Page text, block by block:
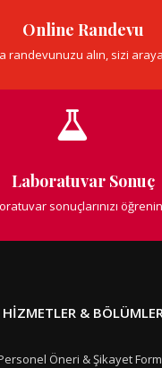
Online Randevu
randevunuzu alın, sizi
Laboratuvar Sonuç
sonuçlarınızı
HIZMETLER & BÖLÜMLER
Öneri & Şikayet